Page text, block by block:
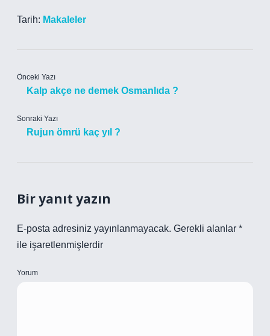
Tarih: Makaleler
Önceki Yazı
Kalp akçe ne demek Osmanlıda ?
Sonraki Yazı
Rujun ömrü kaç yıl ?
Bir yanıt yazın
E-posta adresiniz yayınlanmayacak. Gerekli alanlar *
ile işaretlenmişlerdir
Yorum